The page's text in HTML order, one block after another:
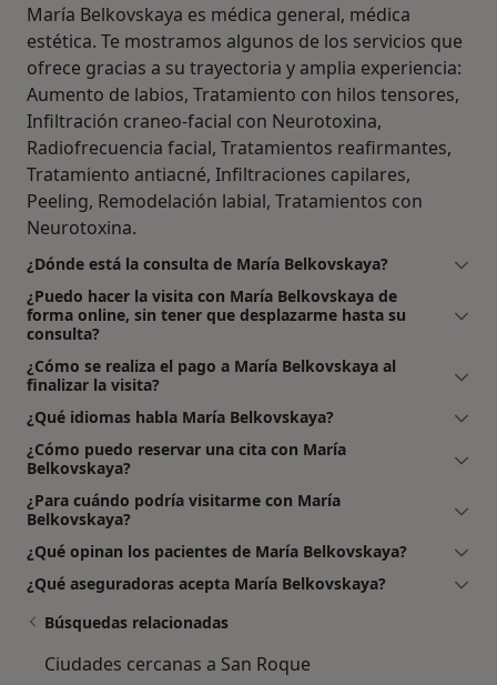
María Belkovskaya es médica general, médica
estética. Te mostramos algunos de los servicios que
ofrece gracias a su trayectoria y amplia experiencia:
Aumento de labios, Tratamiento con hilos tensores,
Infiltración craneo-facial con Neurotoxina,
Radiofrecuencia facial, Tratamientos reafirmantes,
Tratamiento antiacné, Infiltraciones capilares,
Peeling, Remodelación labial, Tratamientos con
Neurotoxina.
¿Dónde está la consulta de María Belkovskaya?
¿Puedo hacer la visita con María Belkovskaya de
forma online, sin tener que desplazarme hasta su
consulta?
¿Cómo se realiza el pago a María Belkovskaya al
finalizar la visita?
¿Qué idiomas habla María Belkovskaya?
¿Cómo puedo reservar una cita con María
Belkovskaya?
¿Para cuándo podría visitarme con María
Belkovskaya?
¿Qué opinan los pacientes de María Belkovskaya?
¿Qué aseguradoras acepta María Belkovskaya?
Búsquedas relacionadas
Ciudades cercanas a San Roque